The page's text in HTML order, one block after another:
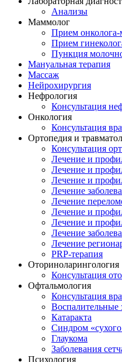
Анализы
Маммолог
Прием онколога-
Прием
Пункция
Мануальная терапия
Массаж
Нейрохирургия
Нефрология
Консультация
Онкология
Консультация
Ортопедия и
Консультация
Лечение и
Лечение и
Лечение и
Лечение
Лечение
Лечение и
Лечение и
Лечение
Лечение
PRP-терапия
Оториноларингология
Консультация
Офтальмология
Консультация
Воспалительные
Катаракта
Синдром «сухого
Глаукома
Заболевания
Психология